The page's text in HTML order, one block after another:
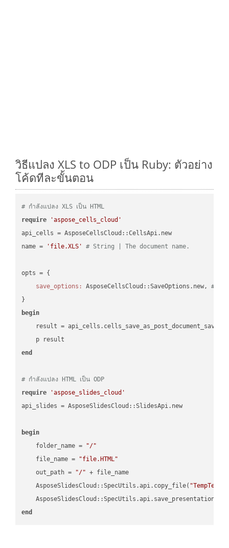
วิธีแปลง XLS to ODP เป็น Ruby: ตัวอย่าง
โค้ดทีละขั้นตอน
# กำลังแปลง XLS เป็น HTML
require
'aspose_cells_cloud'
api_cells = AsposeCellsCloud::CellsApi.new
name =
'file.XLS' # String | The document name.
opts = {
save_options:
AsposeCellsCloud::SaveOptions.new, #
begin
result =
end
# กำลังแปลง HTML เป็น ODP
require
'aspose_slides_cloud'
api_slides = AsposeSlidesCloud::SlidesApi.new
begin
    folder_name =
"/"
    file_name =
"file.HTML"
    out_path =
"/" + file_name
    AsposeSlidesCloud::SpecUtils.api.copy_file(
end